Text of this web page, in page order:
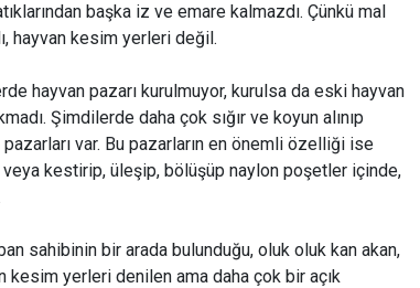
başka iz ve emare kalmazdı. Çünkü mal
hayvan kesim yerleri değil.
hayvan pazarı kurulmuyor, kurulsa da eski hayvan
Şimdilerde daha çok sığır ve koyun alınıp
pazarları var. Bu pazarların en önemli özelliği ise
veya kestirip, üleşip, bölüşüp naylon poşetler içinde,
sahibinin bir arada bulunduğu, oluk oluk kan akan,
kesim yerleri denilen ama daha çok bir açık